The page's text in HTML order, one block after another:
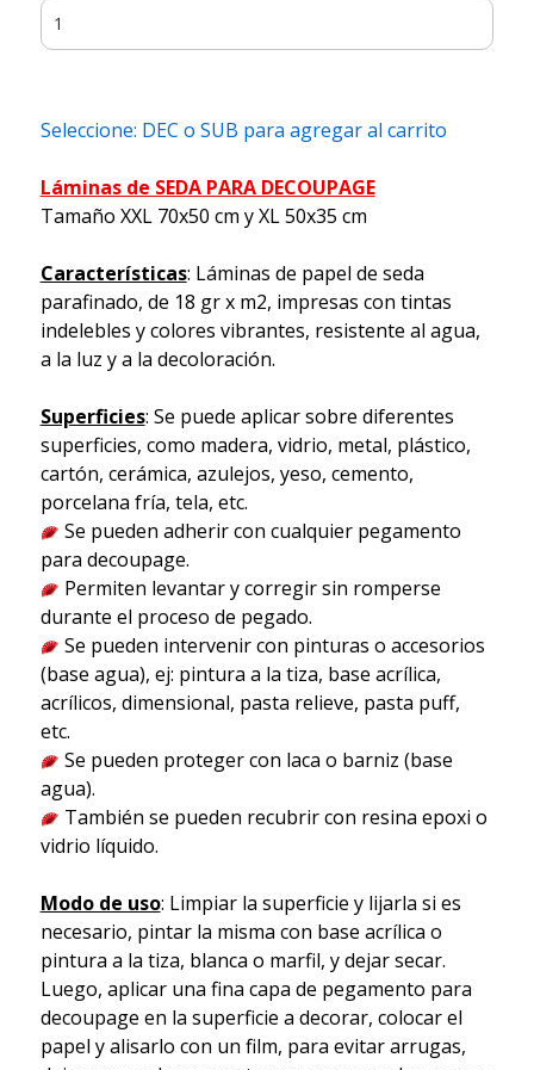
Seleccione: DEC o SUB para agregar al carrito
Láminas de SEDA PARA DECOUPAGE
Tamaño XXL 70x50 cm y XL 50x35 cm
Características: Láminas de papel de seda
parafinado, de 18 gr x m2, impresas con tintas
indelebles y colores vibrantes, resistente al agua,
a la luz y a la decoloración.
Superficies: Se puede aplicar sobre diferentes
superficies, como madera, vidrio, metal, plástico,
cartón, cerámica, azulejos, yeso, cemento,
porcelana fría, tela, etc.
Se pueden adherir con cualquier pegamento
para decoupage.
Permiten levantar y corregir sin romperse
durante el proceso de pegado.
Se pueden intervenir con pinturas o accesorios
(base agua), ej: pintura a la tiza, base acrílica,
acrílicos, dimensional, pasta relieve, pasta puff,
etc.
Se pueden proteger con laca o barniz (base
agua).
También se pueden recubrir con resina epoxi o
vidrio líquido.
Modo de uso: Limpiar la superficie y lijarla si es
necesario, pintar la misma con base acrílica o
pintura a la tiza, blanca o marfil, y dejar secar.
Luego, aplicar una fina capa de pegamento para
decoupage en la superficie a decorar, colocar el
papel y alisarlo con un film, para evitar arrugas,